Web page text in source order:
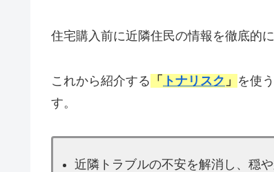
住宅購入前に近隣住民の情報を徹底的
これから紹介する 「 トナリスク 」 を使
す。
近隣トラブルの不安を解消し、穏